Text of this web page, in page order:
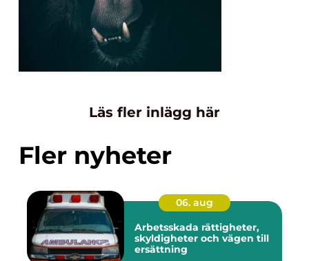
Läs fler inlägg här
Fler nyheter
06. aug
Arbetsskada rättigheter,
skyldigheter och vägen till
ersättning